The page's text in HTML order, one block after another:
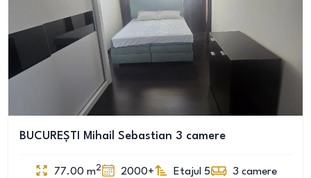
BUCUREȘTI Mihail Sebastian 3 camere
77.00 m2 2000+ Etajul 5 3 camere